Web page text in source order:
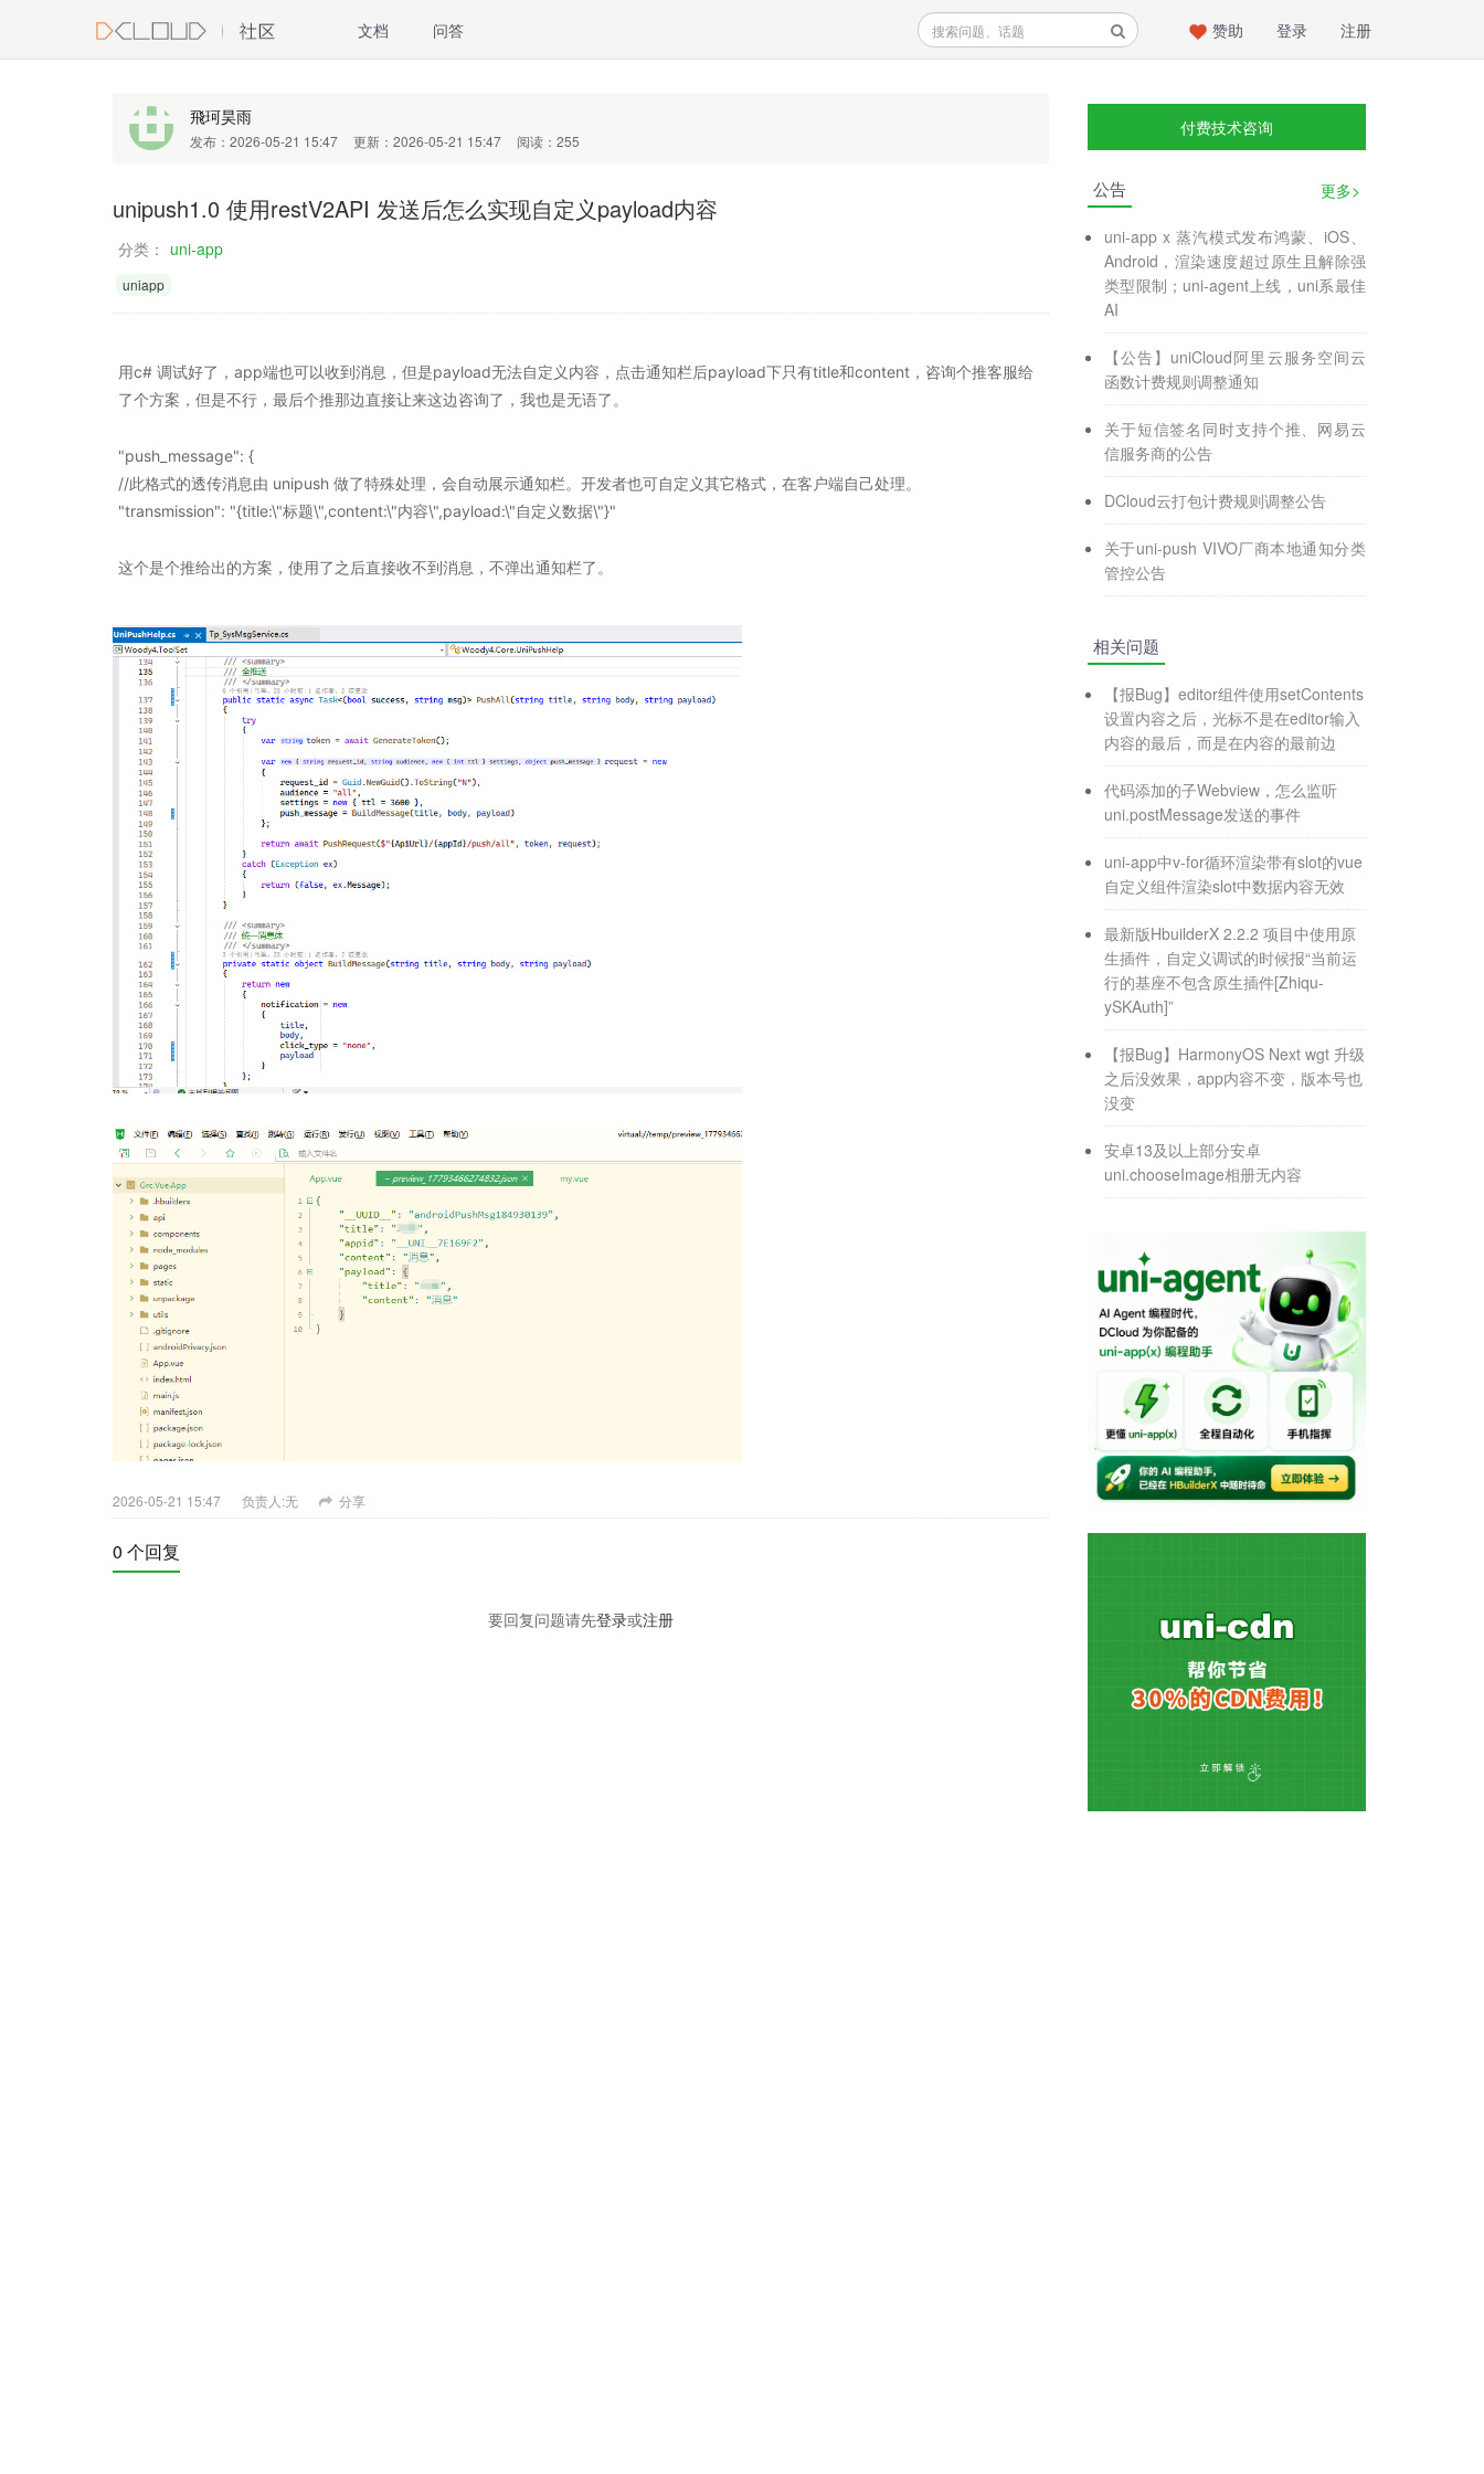
文档 问答 注册
登录
赞助
飛珂昊雨
发布：2026-05-21 15:47 更新：2026-05-21 15:47 阅读：255
unipush1.0 使用restV2API 发送后怎么实现自定义payload内容
分类： uni-app
uniapp
用c# 调试好了，app端也可以收到消息，但是payload无法自定义内容，点击通知栏后payload下只有title和content，咨询个推客服给
了个方案，但是不行，最后个推那边直接让来这边咨询了，我也是无语了。
"push_message": {
//此格式的透传消息由 unipush 做了特殊处理，会自动展示通知栏。开发者也可自定义其它格式，在客户端自己处理。
"transmission": "{title:\"标题\",content:\"内容\",payload:\"自定义数据\"}"
这个是个推给出的方案，使用了之后直接收不到消息，不弹出通知栏了。
2026-05-21 15:47 负责人:无 分享
0 个回复
要回复问题请先登录或注册
付费技术咨询
公告 更多>
uni-app x 蒸汽模式发布鸿蒙、iOS、
Android，渲染速度超过原生且解除强
类型限制；uni-agent上线，uni系最佳
AI
【公告】uniCloud阿里云服务空间云
函数计费规则调整通知
关于短信签名同时支持个推、网易云
信服务商的公告
DCloud云打包计费规则调整公告
关于uni-push VIVO厂商本地通知分类
管控公告
相关问题
【报Bug】editor组件使用setContents
设置内容之后，光标不是在editor输入
内容的最后，而是在内容的最前边
代码添加的子Webview，怎么监听
uni.postMessage发送的事件
uni-app中v-for循环渲染带有slot的vue
自定义组件渲染slot中数据内容无效
最新版HbuilderX 2.2.2 项目中使用原
生插件，自定义调试的时候报“当前运
行的基座不包含原生插件[Zhiqu-
ySKAuth]”
【报Bug】HarmonyOS Next wgt 升级
之后没效果，app内容不变，版本号也
没变
安卓13及以上部分安卓
uni.chooseImage相册无内容